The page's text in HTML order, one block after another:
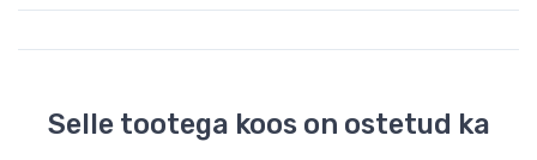
Selle tootega koos on ostetud ka